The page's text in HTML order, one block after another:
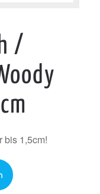
/
bis 1,5cm!